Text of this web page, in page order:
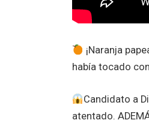
¡Naranja
había tocado
Candidato a
atentado.